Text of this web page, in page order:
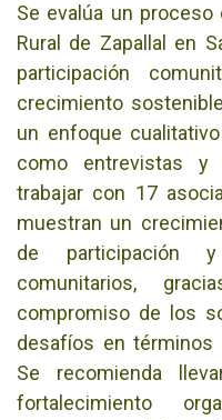
Se evalúa un
Rural de Zapallal en
participación
crecimiento
un enfoque
como entrevistas y
trabajar con 17
muestran un
de participación
comunitarios,
compromiso de los
desafíos en términos
Se recomienda
fortalecimiento